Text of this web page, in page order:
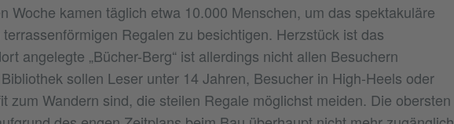
Woche kamen täglich etwa 10.000 Menschen, um das spektakuläre
Regalen zu besichtigen. Herzstück ist das
angelegte „Bücher-Berg“ ist allerdings nicht allen Besuchern
sollen Leser unter 14 Jahren, Besucher in High-Heels oder
zum Wandern sind, die steilen Regale möglichst meiden. Die obersten